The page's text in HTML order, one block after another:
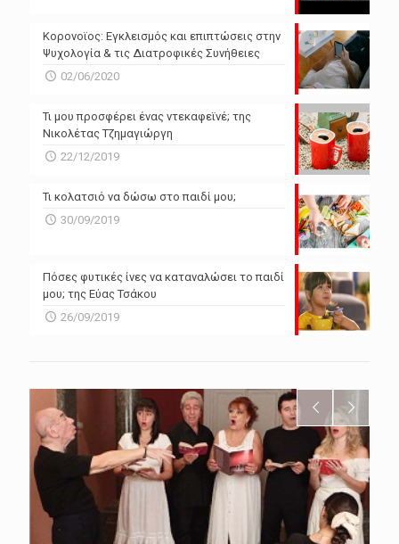
Powered by Forecast.io
Κορονοϊος: Εγκλεισμός και επιπτώσεις στην
Ψυχολογία & τις Διατροφικές Συνήθειες
02/06/2020
Τι μου προσφέρει ένας ντεκαφεϊνέ; της
Νικολέτας Τζημαγιώργη
22/12/2019
Τι κολατσιό να δώσω στο παιδί μου;
30/09/2019
Πόσες φυτικές ίνες να καταναλώσει το παιδί
μου; της Εύας Τσάκου
26/09/2019